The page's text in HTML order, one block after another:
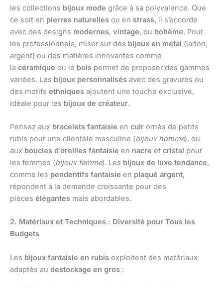
les collections bijoux mode grâce à sa polyvalence. Que
ce soit en pierres naturelles ou en strass, il s’accorde
avec des designs modernes, vintage, ou bohème. Pour
les professionnels, miser sur des bijoux en métal (laiton,
argent) ou des matières innovantes comme
la céramique ou le bois permet de proposer des gammes
variées. Les bijoux personnalisés avec des gravures ou
des motifs ethniques ajoutent une touche exclusive,
idéale pour les bijoux de créateur.
Pensez aux bracelets fantaisie en cuir ornés de petits
rubis pour une clientèle masculine (bijoux homme), ou
aux boucles d’oreilles fantaisie en nacre et cristal pour
les femmes (bijoux femme). Les bijoux de luxe tendance,
comme les pendentifs fantaisie en plaqué argent,
répondent à la demande croissante pour des
pièces élégantes mais abordables.
2. Matériaux et Techniques : Diversité pour Tous les
Budgets
Les bijoux fantaisie en rubis exploitent des matériaux
adaptés au destockage en gros :